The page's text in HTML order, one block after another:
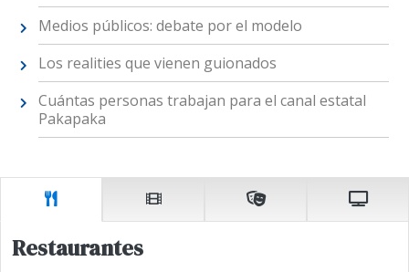
Medios públicos: debate por el modelo
Los realities que vienen guionados
Cuántas personas trabajan para el canal estatal
Pakapaka
Restaurantes